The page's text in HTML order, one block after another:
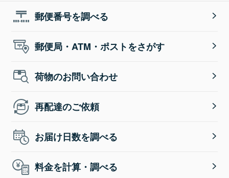
郵便番号を調べる
郵便局・ATM・ポストをさがす
荷物のお問い合わせ
再配達のご依頼
お届け日数を調べる
料金を計算・調べる